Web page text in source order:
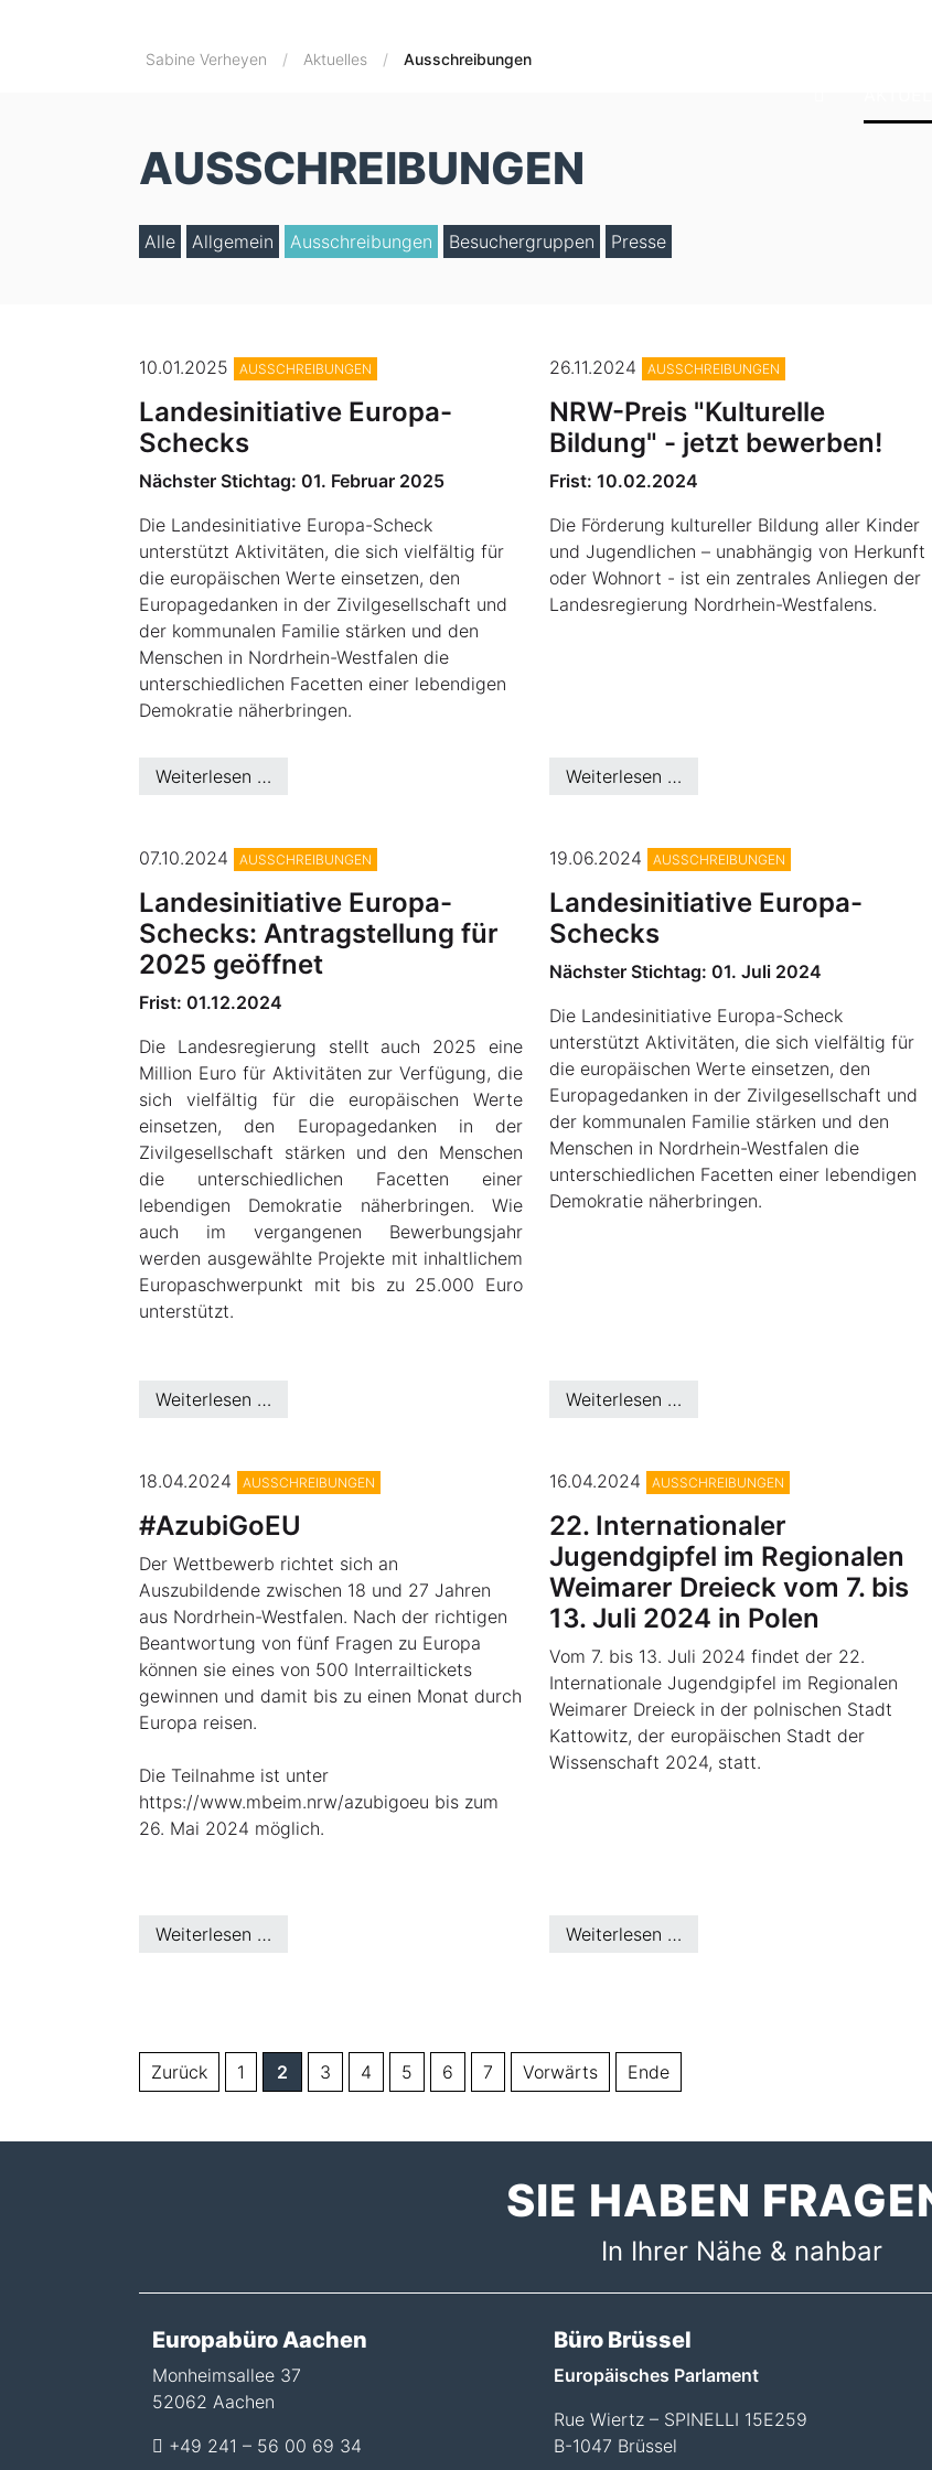
Sabine Verheyen Aktuelles Ausschreibungen
AUSSCHREIBUNGEN
Alle Allgemein Ausschreibungen Besuchergruppen Presse
10.01.2025 AUSSCHREIBUNGEN
Landesinitiative Europa-
Schecks
Nächster Stichtag: 01. Februar 2025
Die Landesinitiative Europa-Scheck
unterstützt Aktivitäten, die sich vielfältig für
die europäischen Werte einsetzen, den
Europagedanken in der Zivilgesellschaft und
der kommunalen Familie stärken und den
Menschen in Nordrhein-Westfalen die
unterschiedlichen Facetten einer lebendigen
Demokratie näherbringen.
Weiterlesen …
26.11.2024 AUSSCHREIBUNGEN
NRW-Preis "Kulturelle
Bildung" - jetzt bewerben!
Frist: 10.02.2024
Die Förderung kultureller Bildung aller Kinder
und Jugendlichen – unabhängig von Herkunft
oder Wohnort - ist ein zentrales Anliegen der
Landesregierung Nordrhein-Westfalens.
Weiterlesen …
07.10.2024 AUSSCHREIBUNGEN
Landesinitiative Europa-
Schecks: Antragstellung für
2025 geöffnet
Frist: 01.12.2024
Die Landesregierung stellt auch 2025 eine
Million Euro für Aktivitäten zur Verfügung, die
sich vielfältig für die europäischen Werte
einsetzen, den Europagedanken in der
Zivilgesellschaft stärken und den Menschen
die unterschiedlichen Facetten einer
lebendigen Demokratie näherbringen. Wie
auch im vergangenen Bewerbungsjahr
werden ausgewählte Projekte mit inhaltlichem
Europaschwerpunkt mit bis zu 25.000 Euro
unterstützt.
Weiterlesen …
19.06.2024 AUSSCHREIBUNGEN
Landesinitiative Europa-
Schecks
Nächster Stichtag: 01. Juli 2024
Die Landesinitiative Europa-Scheck
unterstützt Aktivitäten, die sich vielfältig für
die europäischen Werte einsetzen, den
Europagedanken in der Zivilgesellschaft und
der kommunalen Familie stärken und den
Menschen in Nordrhein-Westfalen die
unterschiedlichen Facetten einer lebendigen
Demokratie näherbringen.
Weiterlesen …
18.04.2024 AUSSCHREIBUNGEN
#AzubiGoEU
Der Wettbewerb richtet sich an
Auszubildende zwischen 18 und 27 Jahren
aus Nordrhein-Westfalen. Nach der richtigen
Beantwortung von fünf Fragen zu Europa
können sie eines von 500 Interrailtickets
gewinnen und damit bis zu einen Monat durch
Europa reisen.
Die Teilnahme ist unter
https://www.mbeim.nrw/azubigoeu bis zum
26. Mai 2024 möglich.
Weiterlesen …
16.04.2024 AUSSCHREIBUNGEN
22. Internationaler
Jugendgipfel im Regionalen
Weimarer Dreieck vom 7. bis
13. Juli 2024 in Polen
Vom 7. bis 13. Juli 2024 findet der 22.
Internationale Jugendgipfel im Regionalen
Weimarer Dreieck in der polnischen Stadt
Kattowitz, der europäischen Stadt der
Wissenschaft 2024, statt.
Weiterlesen …
Zurück 1 2 3 4 5 6 7 Vorwärts Ende
SIE HABEN
In Ihrer Nähe & nahbar
Europabüro Aachen
Monheimsallee 37
52062 Aachen
+49 241 – 56 00 69 34
Büro Brüssel
Europäisches Parlament
Rue Wiertz – SPINELLI 15E259
B-1047 Brüssel